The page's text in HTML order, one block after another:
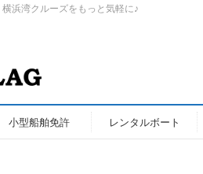
浜湾クルーズをもっと気軽に♪
小型船舶免許 レンタルボート